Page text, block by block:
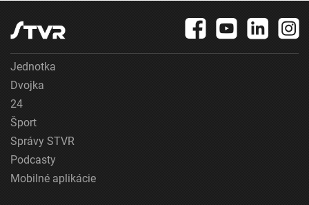
Jednotka
Dvojka
24
Šport
Správy STVR
Podcasty
Mobilné aplikácie